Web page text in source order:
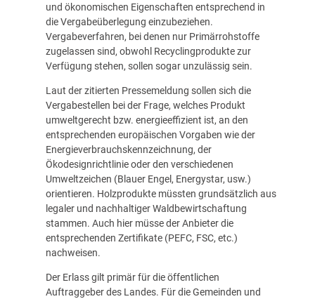
und ökonomischen Eigenschaften entsprechend in
die Vergabeüberlegung einzubeziehen.
Vergabeverfahren, bei denen nur Primärrohstoffe
zugelassen sind, obwohl Recyclingprodukte zur
Verfügung stehen, sollen sogar unzulässig sein.
Laut der zitierten Pressemeldung sollen sich die
Vergabestellen bei der Frage, welches Produkt
umweltgerecht bzw. energieeffizient ist, an den
entsprechenden europäischen Vorgaben wie der
Energieverbrauchskennzeichnung, der
Ökodesignrichtlinie oder den verschiedenen
Umweltzeichen (Blauer Engel, Energystar, usw.)
orientieren. Holzprodukte müssten grundsätzlich aus
legaler und nachhaltiger Waldbewirtschaftung
stammen. Auch hier müsse der Anbieter die
entsprechenden Zertifikate (PEFC, FSC, etc.)
nachweisen.
Der Erlass gilt primär für die öffentlichen
Auftraggeber des Landes. Für die Gemeinden und